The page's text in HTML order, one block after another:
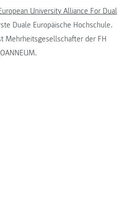
University Alliance For Dual
Duale Europäische Hochschule.
Mehrheitsgesellschafter der FH